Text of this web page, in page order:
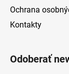
Ochrana
Kontakty
Odoberať